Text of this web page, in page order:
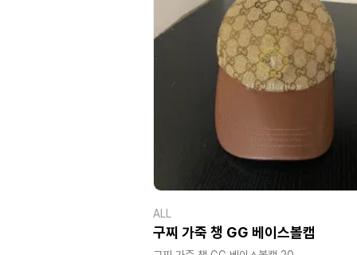
ALL
구찌 가죽 챙 GG 베이스볼캡